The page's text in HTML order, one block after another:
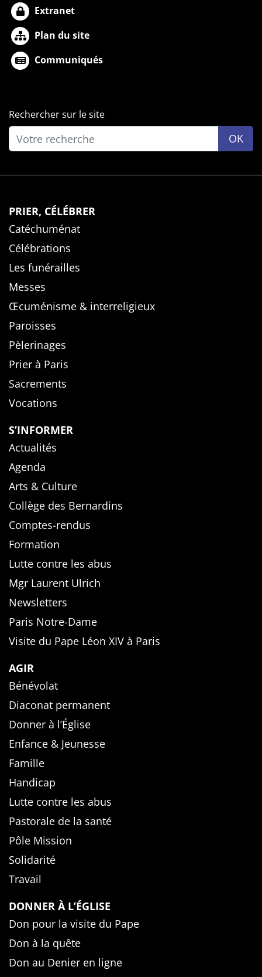
Extranet
Plan du site
Communiqués
Rechercher sur le site
OK
PRIER, CÉLÉBRER
Catéchuménat
Célébrations
Les funérailles
Messes
Œcuménisme & interreligieux
Paroisses
Pèlerinages
Prier à Paris
Sacrements
Vocations
S’INFORMER
Actualités
Agenda
Arts & Culture
Collège des Bernardins
Comptes-rendus
Formation
Lutte contre les abus
Mgr Laurent Ulrich
Newsletters
Paris Notre-Dame
Visite du Pape Léon XIV à Paris
AGIR
Bénévolat
Diaconat permanent
Donner à l’Église
Enfance & Jeunesse
Famille
Handicap
Lutte contre les abus
Pastorale de la santé
Pôle Mission
Solidarité
Travail
DONNER À L’ÉGLISE
Don pour la visite du Pape
Don à la quête
Don au Denier en ligne